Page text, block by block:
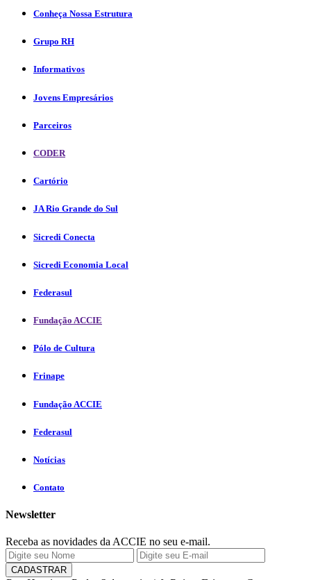
Conheça Nossa Estrutura
Grupo RH
Informativos
Jovens Empresários
Parceiros
CODER
Cartório
JA Rio Grande do Sul
Sicredi Conecta
Sicredi Economia Local
Federasul
Fundação ACCIE
Pólo de Cultura
Frinape
Fundação ACCIE
Federasul
Notícias
Contato
Newsletter
Receba as novidades da ACCIE no seu e-mail.